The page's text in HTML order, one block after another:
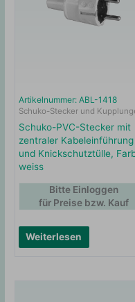
Artikelnummer: ABL-1418
Schuko-Stecker und
Schuko-PVC-Stecker mit
zentraler Kabeleinführung
und Knickschutztülle,
weiss
Weiterlesen
Bitte Einloggen
für Preise bzw. Kauf